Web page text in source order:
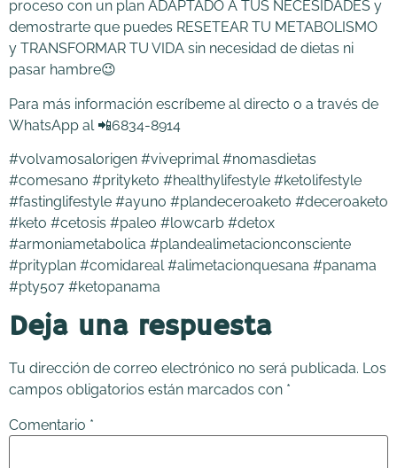
proceso con un plan ADAPTADO A TUS NECESIDADES y
demostrarte que puedes RESETEAR TU METABOLISMO
y TRANSFORMAR TU VIDA sin necesidad de dietas ni
pasar hambre😉
Para más información escríbeme al directo o a través de
WhatsApp al 📲6834-8914
#volvamosalorigen #viveprimal #nomasdietas
#comesano #prityketo #healthylifestyle #ketolifestyle
#fastinglifestyle #ayuno #plandeceroaketo #deceroaketo
#keto #cetosis #paleo #lowcarb #detox
#armoniametabolica #plandealimetacionconsciente
#prityplan #comidareal #alimetacionquesana #panama
#pty507 #ketopanama
Deja una respuesta
Tu dirección de correo electrónico no será publicada. Los
campos obligatorios están marcados con *
Comentario *